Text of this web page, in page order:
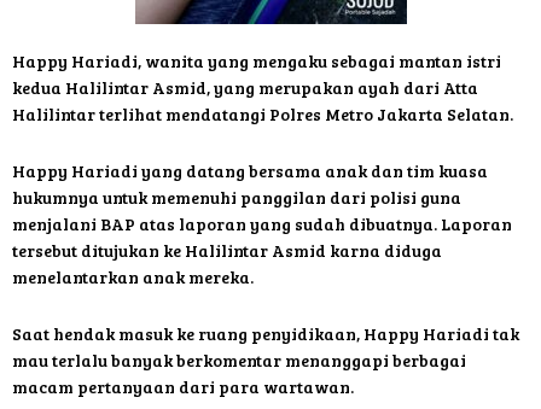
Happy Hariadi, wanita yang mengaku sebagai mantan istri
kedua Halilintar Asmid, yang merupakan ayah dari Atta
Halilintar terlihat mendatangi Polres Metro Jakarta Selatan.
Happy Hariadi yang datang bersama anak dan tim kuasa
hukumnya untuk memenuhi panggilan dari polisi guna
menjalani BAP atas laporan yang sudah dibuatnya. Laporan
tersebut ditujukan ke Halilintar Asmid karna diduga
menelantarkan anak mereka.
Saat hendak masuk ke ruang penyidikaan, Happy Hariadi tak
mau terlalu banyak berkomentar menanggapi berbagai
macam pertanyaan dari para wartawan.